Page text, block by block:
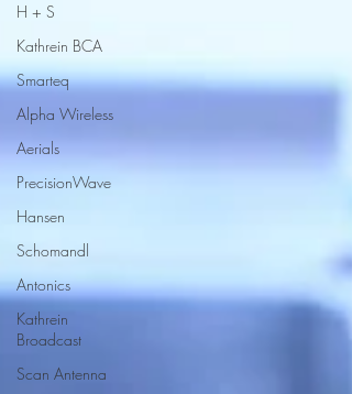
H + S
Kathrein BCA
Smarteq
Alpha Wireless
Aerials
PrecisionWave
Hansen
Schomandl
Antonics
Kathrein
Broadcast
Scan Antenna